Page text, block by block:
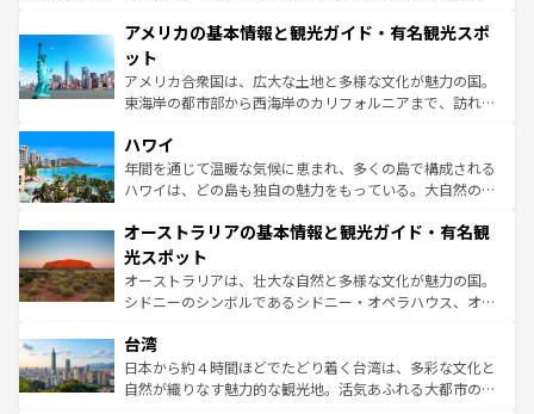
ンツ一覧を参照してほしい。
の建物がそのまま残る町や、スイスならではのユニークな
博物館もあり、アルプス観光だけでなく町歩きも満喫する
ことができる。国民の所得が高いため物価も高いが、旅行
者向けの交通パス提供のサービスもあり、うまく活用すれ
着のスイス情報は
アメリカの基本情報と観光ガイド・有名観光スポ
ット
アメリカ合衆国は、広大な土地と多様な文化が魅力の国。
東海岸の都市部から西海岸のカリフォルニアまで、訪れる
のような巨大都市は、観光、ショッピング、エンターテイ
ンメントが詰まった刺激的なスポットだ。一方、アメリカ
西部には大自然が広がり、グランドキャニオンやイエロー
部のニューオーリンズでは、音楽と美食が融合した独特の
文化が魅力。旅行者はアメリカの各地域で異なる魅力を楽
しみながら、その多様性と豊かな歴史を感じることができ
るだろう。車でのロードトリップや列車の旅も、アメリカ
情報は
ハワイ
年間を通じて温暖な気候に恵まれ、多くの島で構成される
ハワイは、どの島も独自の魅力をもっている。大自然の神
ワイ島は見逃せない。また、定番の観光地といえばオアフ
島だが、静かな自然を求めるならマウイ島やカウアイ島が
おすすめ。エメラルドグリーンに輝く海をはじめ、豊かな
文化や歴史が息づいている。「アロハスピリット」と呼ば
人々、おいしいローカルフードやハワイアンミュージッ
ク、伝統的なフラダンスなど、すべてがハワイの魅力を彩
っている。訪れるたびに新しい発見と感動が待っているハ
オーストラリアの基本情報と観光ガイド・有名観
光スポット
オーストラリアは、壮大な自然と多様な文化が魅力の国。
シドニーのシンボルであるシドニー・オペラハウス、オー
リアリーフや大陸中央部にそびえるウルル（エアーズロッ
ク）、タスマニアの美しい原生林やケアンズの熱帯雨林な
ど、見どころがたくさん。また、カフェやワイン、オージ
台湾
日本から約４時間ほどでたどり着く台湾は、多彩な文化と
自然が織りなす魅力的な観光地。活気あふれる大都市の台